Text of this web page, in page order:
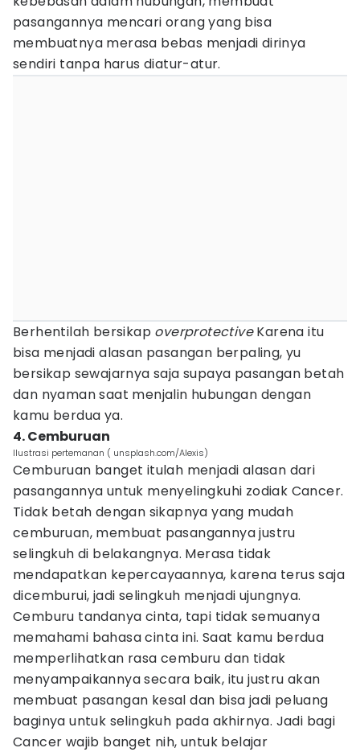
pasangannya mencari orang yang bisa
membuatnya merasa bebas menjadi dirinya
sendiri tanpa harus diatur-atur.
Berhentilah bersikap overprotectiveKarena itu
bisa menjadi alasan pasangan berpaling, yu
bersikap sewajarnya saja supaya pasangan betah
dan nyaman saat menjalin hubungan dengan
kamu berdua ya.
4. Cemburuan
Ilustrasi pertemanan ( unsplash.com/Alexis)
Cemburuan banget itulah menjadi alasan dari
pasangannya untuk menyelingkuhi zodiak Cancer.
Tidak betah dengan sikapnya yang mudah
cemburuan, membuat pasangannya justru
selingkuh di belakangnya. Merasa tidak
mendapatkan kepercayaannya, karena terus saja
dicemburui, jadi selingkuh menjadi ujungnya.
Cemburu tandanya cinta, tapi tidak semuanya
memahami bahasa cinta ini. Saat kamu berdua
memperlihatkan rasa cemburu dan tidak
menyampaikannya secara baik, itu justru akan
membuat pasangan kesal dan bisa jadi peluang
baginya untuk selingkuh pada akhirnya. Jadi bagi
Cancer wajib banget nih, untuk belajar